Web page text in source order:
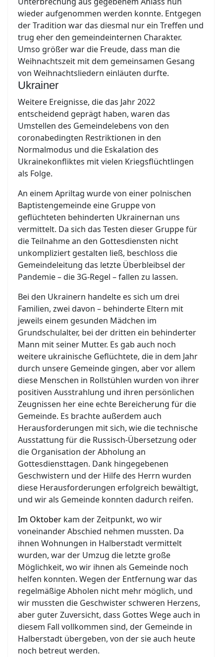
wieder aufgenommen werden konnte. Entgegen
der Tradition war das diesmal nur ein Treffen und
trug eher den gemeindeinternen Charakter.
Umso größer war die Freude, dass man die
Weihnachtszeit mit dem gemeinsamen Gesang
von Weihnachtsliedern einläuten durfte.
Ukrainer
Weitere Ereignisse, die das Jahr 2022
entscheidend geprägt haben, waren das
Umstellen des Gemeindelebens von den
coronabedingten Restriktionen in den
Normalmodus und die Eskalation des
Ukrainekonfliktes mit vielen Kriegsflüchtlingen
als Folge.
An einem Apriltag wurde von einer polnischen
Baptistengemeinde eine Gruppe von
geflüchteten behinderten Ukrainernan uns
vermittelt. Da sich das Testen dieser Gruppe für
die Teilnahme an den Gottesdiensten nicht
unkompliziert gestalten ließ, beschloss die
Gemeindeleitung das letzte Überbleibsel der
Pandemie – die 3G-Regel – fallen zu lassen.
Bei den Ukrainern handelte es sich um drei
Familien, zwei davon – behinderte Eltern mit
jeweils einem gesunden Mädchen im
Grundschulalter, bei der dritten ein behinderter
Mann mit seiner Mutter. Es gab auch noch
weitere ukrainische Geflüchtete, die in dem Jahr
durch unsere Gemeinde gingen, aber vor allem
diese Menschen in Rollstühlen wurden von ihrer
positiven Ausstrahlung und ihren persönlichen
Zeugnissen her eine echte Bereicherung für die
Gemeinde. Es brachte außerdem auch
Herausforderungen mit sich, wie die technische
Ausstattung für die Russisch-Übersetzung oder
die Organisation der Abholung an
Gottesdiensttagen. Dank hingegebenen
Geschwistern und der Hilfe des Herrn wurden
diese Herausforderungen erfolgreich bewältigt,
und wir als Gemeinde konnten dadurch reifen.
Im Oktober kam der Zeitpunkt, wo wir
voneinander Abschied nehmen mussten. Da
ihnen Wohnungen in Halberstadt vermittelt
wurden, war der Umzug die letzte große
Möglichkeit, wo wir ihnen als Gemeinde noch
helfen konnten. Wegen der Entfernung war das
regelmäßige Abholen nicht mehr möglich, und
wir mussten die Geschwister schweren Herzens,
aber guter Zuversicht, dass Gottes Wege auch in
diesem Fall vollkommen sind, der Gemeinde in
Halberstadt übergeben, von der sie auch heute
noch betreut werden.